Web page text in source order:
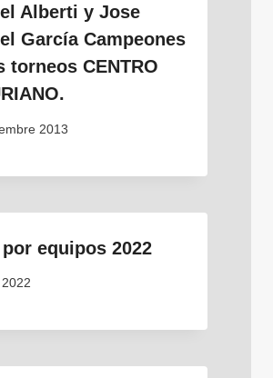
Alberti y Jose
García Campeones
torneos CENTRO
2013
equipos 2022